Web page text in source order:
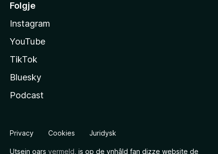
Folgje
Instagram
YouTube
TikTok
Bluesky
Podcast
Privacy Cookies Juridysk
Utsein oars vermeld , is op de ynhâld fan dizze website de